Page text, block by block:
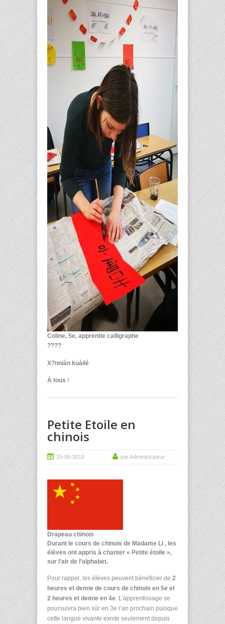
Coline, 5e, apprentie calligraphe
????
X?nnián kuàilè
À tous !
Petite Etoile en
chinois
15-06-2018 par Administrateur
Drapeau chinois
Durant le cours de chinois de Madame LI , les
élèves ont appris à chanter « Petite étoile »,
sur l’air de l’alphabet.
Pour rappel, les élèves peuvent bénéficier de 2
heures et demie de cours de chinois en 5e et
2 heures et demie en 4e. L’apprentissage se
poursuivra bien sûr en 3e l’an prochain puisque
cette langue vivante existe seulement depuis